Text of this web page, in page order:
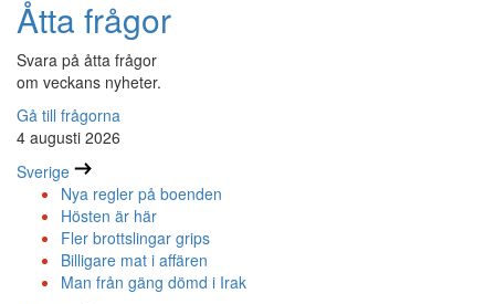
Åtta frågor
Svara på åtta frågor
om veckans nyheter.
Gå till frågorna
4 augusti 2026
Sverige
Nya regler på boenden
Hösten är här
Fler brottslingar grips
Billigare mat i affären
Man från gäng dömd i Irak